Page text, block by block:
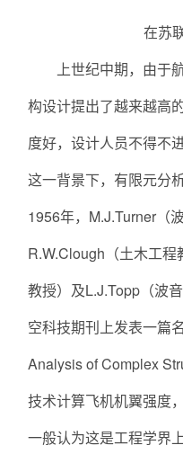
在苏
上世纪中期，由于
构设计提出了越来越高
度好，设计人员不得不
这一背景下，有限元分
1956年，M.J.Turner（
R.W.Clough（土木工
教授）及L.J.Topp（波
空科技期刊上发表一篇
Analysis of Complex
技术计算飞机机翼强度
一般认为这是工程学界